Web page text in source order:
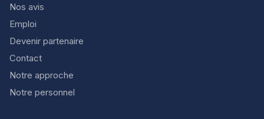
Nos avis
Emploi
Devenir partenaire
Contact
Notre approche
Notre personnel